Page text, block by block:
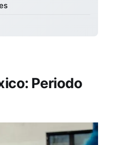
Periodo